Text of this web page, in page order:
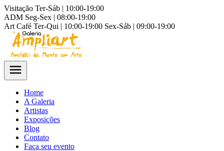
Visitação Ter-Sáb | 10:00-19:00
ADM Seg-Sex | 08:00-19:00
Art Café Ter-Qui | 10:00-19:00 Sex-Sáb | 09:00-19:00
Home
A Galeria
Artistas
Exposições
Blog
Contato
Faça seu evento